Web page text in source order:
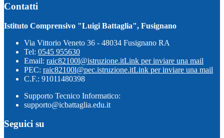
Contatti
Istituto Comprensivo "Luigi Battaglia", Fusignano
Via Vittorio Veneto 36 - 48034 Fusignano RA
Tel: 0545 955630
Email: raic82100l@istruzione.itLink per inviare una mail
PEC: raic82100l@pec.istruzione.itLink per inviare una mail
C.F.: 91011480398
Supporto Tecnico Informatico:
supporto@icbattaglia.edu.it
Seguici su